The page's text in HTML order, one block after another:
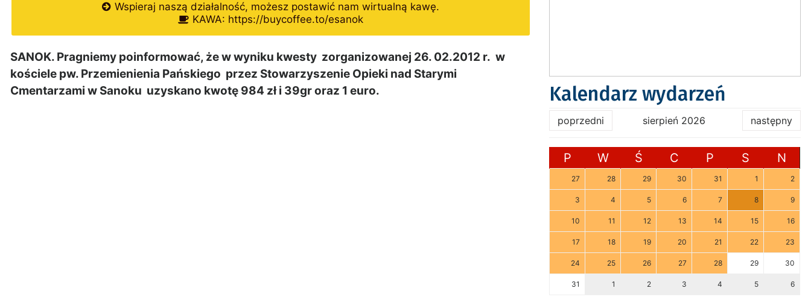
Wspieraj naszą działalność, możesz postawić nam wirtualną kawę.
KAWA: https://buycoffee.to/esanok
SANOK. Pragniemy poinformować, że w wyniku kwesty zorganizowanej 26. 02.2012 r. w
kościele pw. Przemienienia Pańskiego przez Stowarzyszenie Opieki nad Starymi
Cmentarzami w Sanoku uzyskano kwotę 984 zł i 39gr oraz 1 euro.
Kalendarz wydarzeń
poprzedni sierpień 2026 następny
P W Ś C P S N
27 28 29 30 31 1 2
3 4 5 6 7 8 9
10 11 12 13 14 15 16
17 18 19 20 21 22 23
24 25 26 27 28 29 30
31 1 2 3 4 5 6